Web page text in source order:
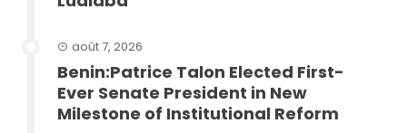
août 7, 2026
Benin:Patrice Talon Elected First-
Ever Senate President in New
Milestone of Institutional Reform